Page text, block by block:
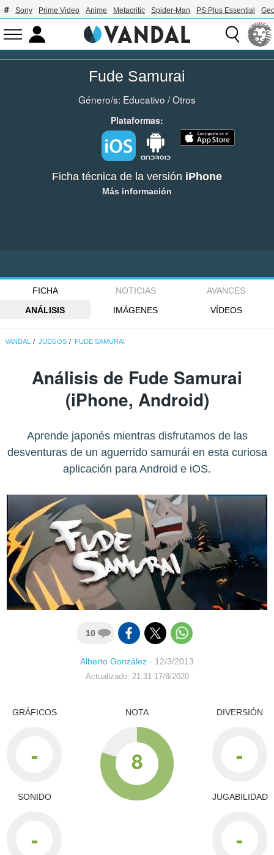
Sony Prime Video Anime Metacritic Spider-Man PS Plus Essential
Fude Samurai
Género/s: Educativo /Otros
Plataformas:
Ficha técnica de la versión iPhone
Más información
FICHA NOTICIAS
AVANCES
ANÁLISIS
IMÁGENES VÍDEOS
VANDAL JUEGOS FUDE SAMURAI
Análisis de Fude Samurai
(iPhone, Android)
Aprende japonés mientras disfrutamos de las
desventuras de un aguerrido samurái en esta curiosa
aplicación para Android e iOS.
10
Alberto González · 12/3/2013
Actualizado: 21:31 17/8/2020
GRÁFICOS
-
SONIDO
-
NOTA
8
DIVERSIÓN
-
JUGABILIDAD
-